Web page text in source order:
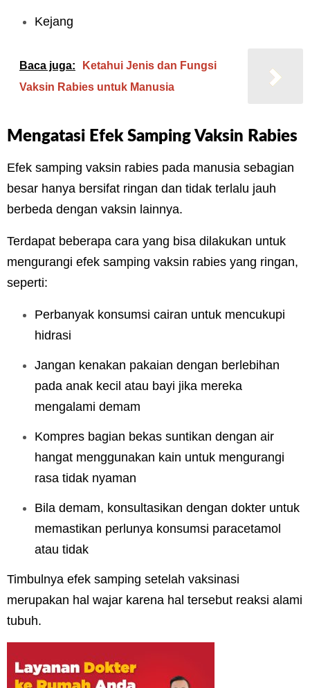
Kejang
Baca juga:
Ketahui Jenis dan Fungsi
Vaksin Rabies untuk Manusia
Mengatasi Efek Samping Vaksin Rabies
Efek samping vaksin rabies pada manusia sebagian
besar hanya bersifat ringan dan tidak terlalu jauh
berbeda dengan vaksin lainnya.
Terdapat beberapa cara yang bisa dilakukan untuk
mengurangi efek samping vaksin rabies yang ringan,
seperti:
Perbanyak konsumsi cairan untuk mencukupi
hidrasi
Jangan kenakan pakaian dengan berlebihan
pada anak kecil atau bayi jika mereka
mengalami demam
Kompres bagian bekas suntikan dengan air
hangat menggunakan kain untuk mengurangi
rasa tidak nyaman
Bila demam, konsultasikan dengan dokter untuk
memastikan perlunya konsumsi paracetamol
atau tidak
Timbulnya efek samping setelah vaksinasi
merupakan hal wajar karena hal tersebut reaksi alami
tubuh.